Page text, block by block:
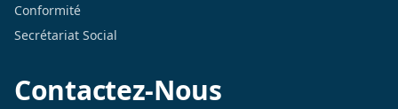
Conformité
Secrétariat Social
Contactez-Nous